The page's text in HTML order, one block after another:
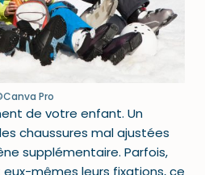
Pro
de votre enfant. Un
chaussures mal ajustées
supplémentaire. Parfois,
mêmes leurs fixations, ce